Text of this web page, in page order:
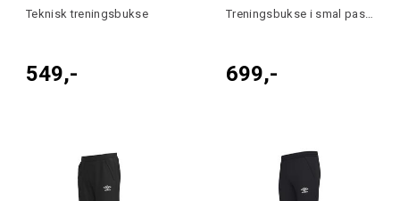
Teknisk treningsbukse
549,-
Treningsbukse i smal passform
699,-